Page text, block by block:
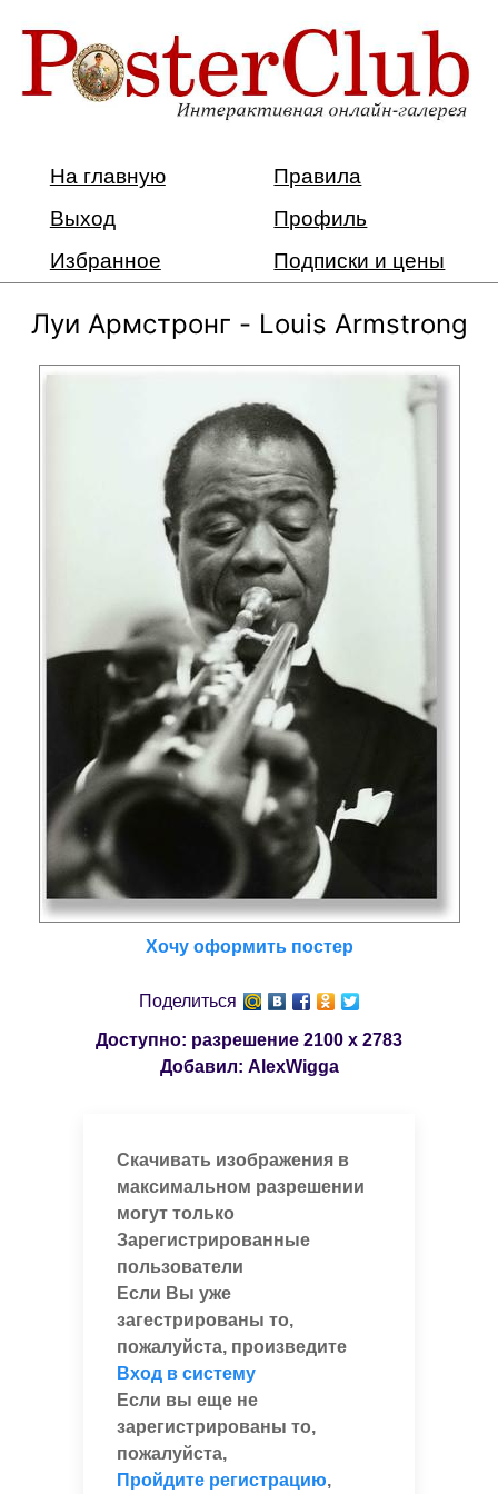
На главную
Правила
Выход
Профиль
Избранное
Подписки и цены
Луи Армстронг - Louis Armstrong
Хочу оформить постер
Поделиться
Доступно: разрешение 2100 x 2783
Добавил: AlexWigga
Скачивать изображения в
максимальном разрешении
могут только
Зарегистрированные
пользователи
Если Вы уже
загестрированы то,
пожалуйста, произведите
Вход в систему
Если вы еще не
зарегистрированы то,
пожалуйста,
Пройдите регистрацию,